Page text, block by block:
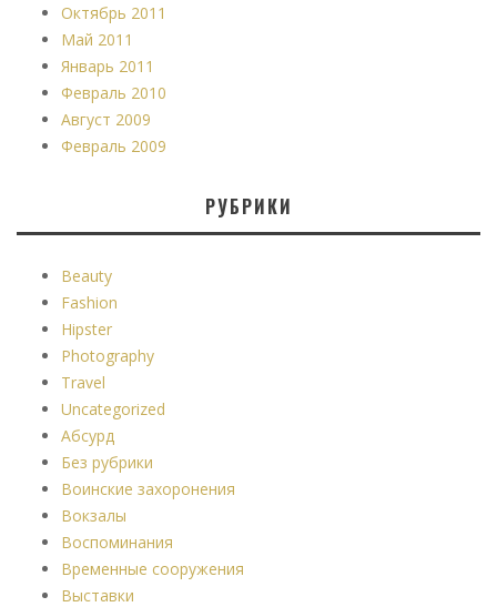
Октябрь 2011
Май 2011
Январь 2011
Февраль 2010
Август 2009
Февраль 2009
РУБРИКИ
Beauty
Fashion
Hipster
Photography
Travel
Uncategorized
Абсурд
Без рубрики
Воинские захоронения
Вокзалы
Воспоминания
Временные сооружения
Выставки